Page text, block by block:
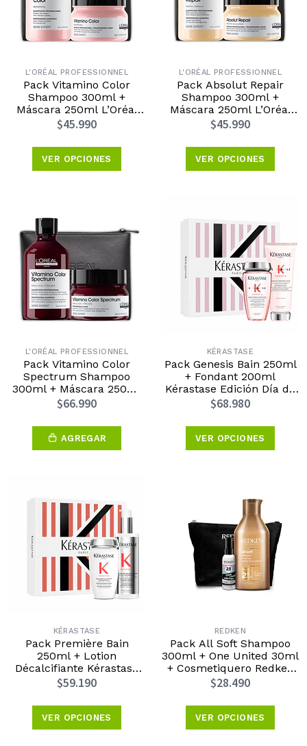
L'ORÉAL PROFESSIONNEL
Pack Vitamino Color
Shampoo 300ml +
Máscara 250ml L’Oréal
Professionnel Edición Día
de la Madre 2026
$45.990
VER OPCIONES
L'ORÉAL PROFESSIONNEL
Pack Absolut Repair
Shampoo 300ml +
Máscara 250ml L’Oréal
Professionnel Edición Día
de la Madre 2026
$45.990
VER OPCIONES
L'ORÉAL PROFESSIONNEL
Pack Vitamino Color
Spectrum Shampoo
300ml + Máscara 250ml
L’Oréal Professionnel
Edición Día de la Madre
2026
$66.990
AGREGAR
KÉRASTASE
Pack Genesis Bain 250ml
+ Fondant 200ml
Kérastase Edición Día de
la Madre 2026
$68.980
VER OPCIONES
KÉRASTASE
Pack Première Bain
250ml + Lotion
Décalcifiante Kérastase
Edición Día de la Madre
$59.190
VER OPCIONES
REDKEN
Pack All Soft Shampoo
300ml + One United 30ml
+ Cosmetiquero Redken
Edición Día de las Madres
$28.490
VER OPCIONES